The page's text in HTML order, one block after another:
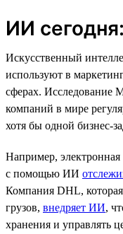
ИИ
Искусственный
используют в
сферах. Исследование
компаний в мире
хотя бы одной бизнес-
Например, электронная
с помощью ИИ
Компания DHL, которая
грузов, внедряет ИИ,
хранения и управлять